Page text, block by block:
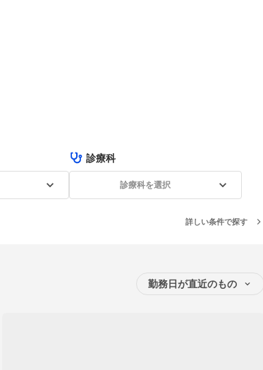
診療科
診療科を選択
詳しい条件で探す
勤務日が直近のもの